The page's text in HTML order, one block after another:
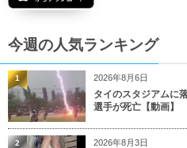
今週の人気ランキング
2026年8月6日
タイのスタジアムに
選手が死亡【動画】
1
2026年8月3日
2